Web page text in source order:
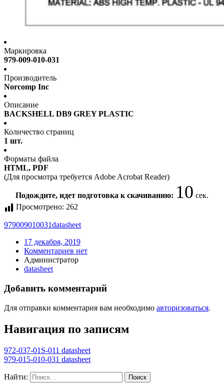
Маркировка
979-009-010-031
Производитель
Norcomp Inc
Описание
BACKSHELL DB9 GREY PLASTIC
Количество страниц
1 шт.
Форматы файла
HTML, PDF
(Для просмотра требуется Adobe Acrobat Reader)
Подождите, идет подготовка к скачиванию: 10 сек.
Просмотрено: 262
979009010031datasheet
17 декабря, 2019
Комментариев нет
Администратор
datasheet
Добавить комментарий
Для отправки комментария вам необходимо авторизоваться.
Навигация по записям
972-037-01S-011 datasheet
979-015-010-031 datasheet
Найти: